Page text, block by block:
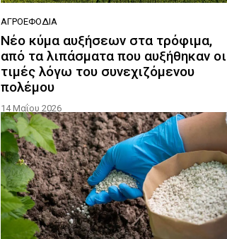
ΑΓΡΟΕΦΌΔΙΑ
Νέο κύμα αυξήσεων στα τρόφιμα,
από τα λιπάσματα που αυξήθηκαν οι
τιμές λόγω του συνεχιζόμενου
πολέμου
14 Μαΐου 2026